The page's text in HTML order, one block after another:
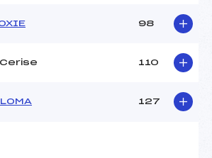
98
Cerise 110
127